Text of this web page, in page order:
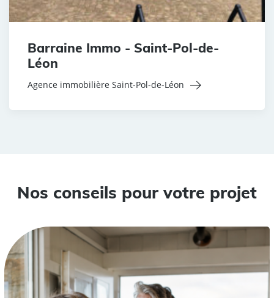
Barraine Immo - Saint-Pol-de-
Léon
Agence immobilière Saint-Pol-de-Léon
Nos conseils pour votre projet